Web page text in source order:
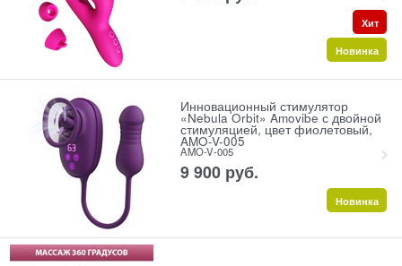
Хит
Новинка
Инновационный стимулятор
«Nebula Orbit» Amovibe с двойной
стимуляцией, цвет фиолетовый,
AMO-V-005
AMO-V-005
9 900 руб.
Новинка